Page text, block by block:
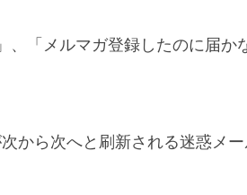
「メルマガ登録したのに届
から次へと刷新される迷惑メ